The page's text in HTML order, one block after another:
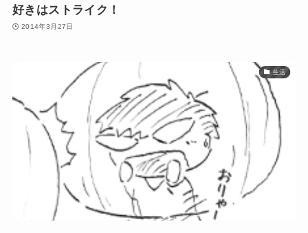
好きはストライク！
2014年3月27日
生活